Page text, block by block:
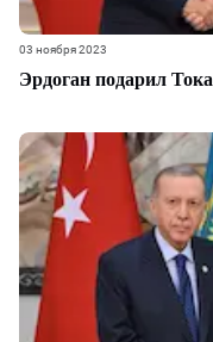
Эрдоган подарил
03 ноября 2023